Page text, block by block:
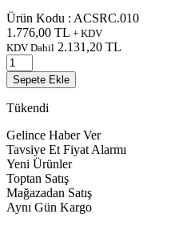
Ürün Kodu : ACSRC.010
1.776,00 TL + KDV
KDV Dahil 2.131,20 TL
Sepete Ekle
Tükendi
Gelince Haber Ver
Tavsiye Et Fiyat Alarmı
Yeni Ürünler
Toptan Satış
Mağazadan Satış
Aynı Gün Kargo